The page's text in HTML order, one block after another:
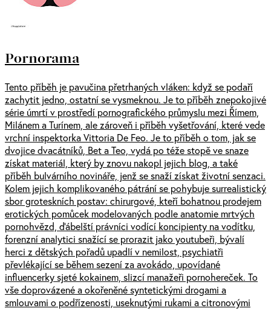
Pornorama
Tento příběh je pavučina přetrhaných vláken: když se podaří
zachytit jedno, ostatní se vysmeknou. Je to příběh znepokojivé
série úmrtí v prostředí pornografického průmyslu mezi Římem,
Milánem a Turínem, ale zároveň i příběh vyšetřování, které vede
vrchní inspektorka Vittoria De Feo. Je to příběh o tom, jak se
dvojice dvacátníků, Bet a Teo, vydá po téže stopě ve snaze
získat materiál, který by znovu nakopl jejich blog, a také
příběh bulvárního novináře, jenž se snaží získat životní senzaci.
Kolem jejich komplikovaného pátrání se pohybuje surrealistický
sbor groteskních postav: chirurgové, kteří bohatnou prodejem
erotických pomůcek modelovaných podle anatomie mrtvých
pornohvězd, ďábelští právníci vodící koncipienty na vodítku,
forenzní analytici snažící se prorazit jako youtubeři, bývalí
herci z dětských pořadů upadlí v nemilost, psychiatři
převlékající se během sezení za avokádo, upovídané
influencerky sjeté kokainem, slizcí manažeři pornohereček. To
vše doprovázené a okořeněné syntetickými drogami a
smlouvami o podřízenosti, useknutými rukami a citronovými